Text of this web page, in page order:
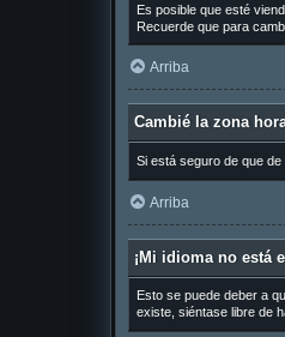
Es posible que esté
Recuerde que para
Arriba
Cambié la zona
Si está seguro de que
Arriba
¡Mi idioma no está
Esto se puede deber a
existe, siéntase libre de